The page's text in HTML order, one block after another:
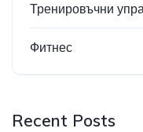
Тренировъчни
Фитнес
Recent Posts